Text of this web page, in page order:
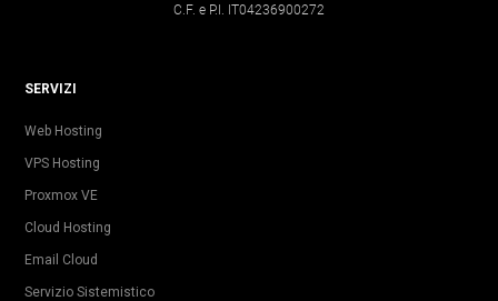
C.F. e P.I. IT04236900272
SERVIZI
Web Hosting
VPS Hosting
Proxmox VE
Cloud Hosting
Email Cloud
Servizio Sistemistico